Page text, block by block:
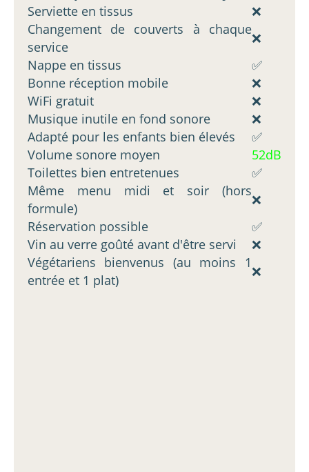
Serviette en tissus
❌
Changement de couverts à chaque
service
❌
Nappe en tissus
✅
Bonne réception mobile
❌
WiFi gratuit
❌
Musique inutile en fond sonore
❌
Adapté pour les enfants bien élevés
✅
Volume sonore moyen
52dB
Toilettes bien entretenues
✅
Même menu midi et soir (hors
formule)
❌
Réservation possible
✅
Vin au verre goûté avant d'être servi
❌
Végétariens bienvenus (au moins 1
entrée et 1 plat)
❌